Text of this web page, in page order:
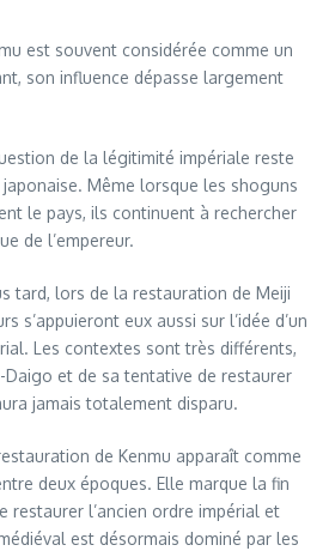
est souvent considérée comme un
son influence dépasse largement
de la légitimité impériale reste
Même lorsque les shoguns
le pays, ils continuent à rechercher
de l’empereur.
tard, lors de la restauration de Meiji
s’appuieront eux aussi sur l’idée d’un
Les contextes sont très différents,
Daigo et de sa tentative de restaurer
jamais totalement disparu.
de Kenmu apparaît comme
deux époques. Elle marque la fin
restaurer l’ancien ordre impérial et
est désormais dominé par les